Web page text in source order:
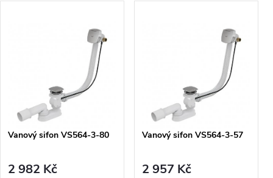
Vanový sifon VS564-3-80
2 982 Kč
Vanový sifon VS564-3-57
2 957 Kč